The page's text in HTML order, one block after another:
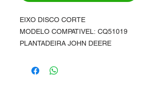
EIXO DISCO CORTE
MODELO COMPATIVEL: CQ51019
PLANTADEIRA JOHN DEERE